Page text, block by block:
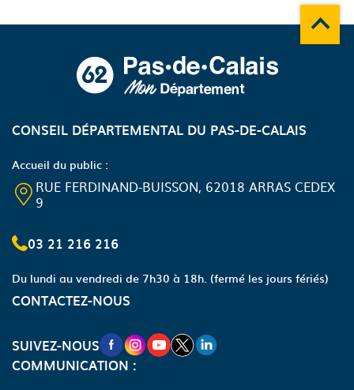
CONSEIL DÉPARTEMENTAL DU PAS-DE-CALAIS
Accueil du public :
RUE FERDINAND-BUISSON, 62018 ARRAS CEDEX
9
03 21 216 216
Du lundi au vendredi de 7h30 à 18h. (fermé les jours fériés)
CONTACTEZ-NOUS
SUIVEZ-NOUSNOUVELLE FENÊTRE VERS LA PAGE
NOUVELLE FENÊTRE VERS LA
NOUVELLE FENÊTRE VERS LA
NOUVELLE FENÊTRE VERS
NOUVELLE FENÊTRE
COMMUNICATION :